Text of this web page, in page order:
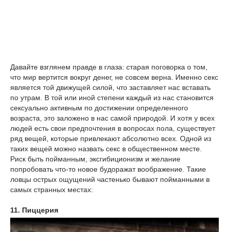
Давайте взглянем правде в глаза: старая поговорка о том,
что мир вертится вокруг денег, не совсем верна. Именно секс
является той движущей силой, что заставляет нас вставать
по утрам. В той или иной степени каждый из нас становится
сексуально активным по достижении определенного
возраста, это заложено в нас самой природой. И хотя у всех
людей есть свои предпочтения в вопросах пола, существует
ряд вещей, которые привлекают абсолютно всех. Одной из
таких вещей можно назвать секс в общественном месте.
Риск быть пойманным, эксгибиционизм и желание
попробовать что-то новое будоражат воображение. Такие
ловцы острых ощущений частенько бывают пойманными в
самых странных местах:
11. Пиццерия